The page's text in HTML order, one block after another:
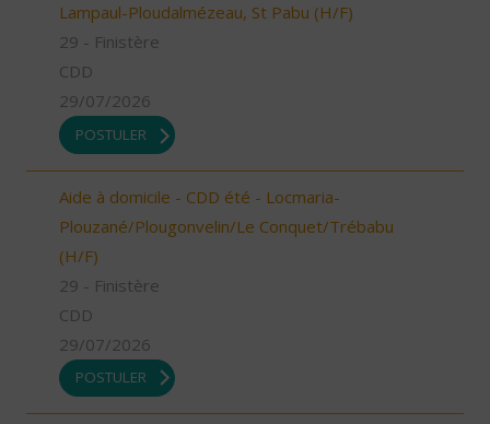
Lampaul-Ploudalmézeau, St Pabu (H/F)
29 - Finistère
CDD
29/07/2026
POSTULER
Aide à domicile - CDD été - Locmaria-
Plouzané/Plougonvelin/Le Conquet/Trébabu
(H/F)
29 - Finistère
CDD
29/07/2026
POSTULER